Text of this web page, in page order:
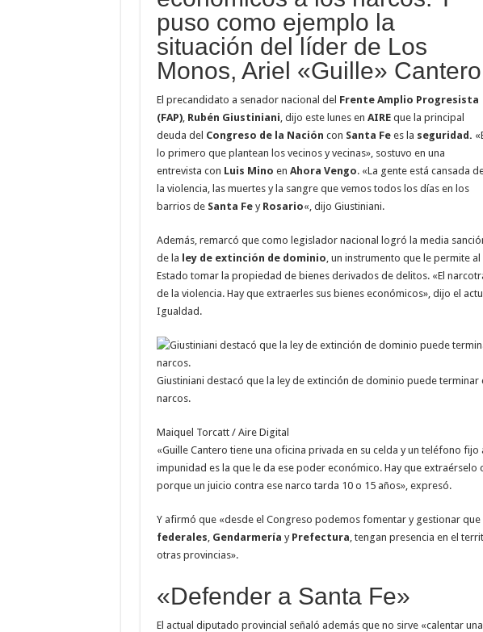
puso como ejemplo la
situación del líder de Los
Monos, Ariel «Guille»
El precandidato a senador nacional del Frente Amplio Progresista
(FAP), Rubén Giustiniani , dijo este lunes en AIREque la principal
deuda del Congreso de la Nación con Santa Fees la seguridad.
lo primero que plantean los vecinos y vecinas», sostuvo en una
entrevista con Luis Mino en Ahora Vengo. «La gente está cansada
la violencia, las muertes y la sangre que vemos todos los días en los
barrios deSanta Fey Rosario«, dijo Giustiniani.
Además, remarcó que como legislador nacional logró la media
de la ley de extinción de dominio , un instrumento que le permite al
Estado tomar la propiedad de bienes derivados de delitos. «El
de la violencia. Hay que extraerles sus bienes económicos», dijo el
Igualdad.
Giustiniani destacó que la ley de extinción de dominio puede
narcos.
Maiquel Torcatt / Aire Digital
«Guille Cantero tiene una oficina privada en su celda y un teléfono fijo
impunidad es la que le da ese poder económico. Hay que extraérselo
porque un juicio contra ese narco tarda 10 o 15 años», expresó.
Y afirmó que «desde el Congreso podemos fomentar y gestionar que
federales Gendarmería y Prefectura , tengan presencia en el
otras provincias».
«Defender a Santa Fe»
El actual diputado provincial señaló además que no sirve «calentar